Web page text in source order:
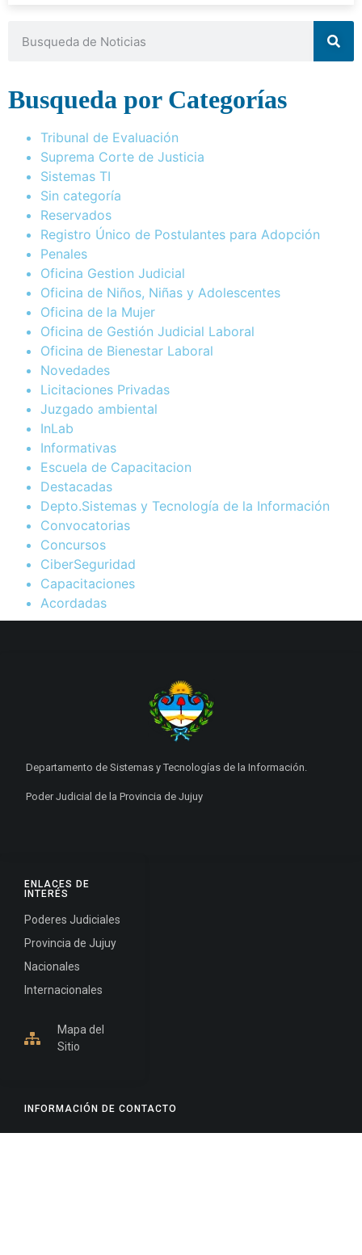
Busqueda por Categorías
Tribunal de Evaluación
Suprema Corte de Justicia
Sistemas TI
Sin categoría
Reservados
Registro Único de Postulantes para Adopción
Penales
Oficina Gestion Judicial
Oficina de Niños, Niñas y Adolescentes
Oficina de la Mujer
Oficina de Gestión Judicial Laboral
Oficina de Bienestar Laboral
Novedades
Licitaciones Privadas
Juzgado ambiental
InLab
Informativas
Escuela de Capacitacion
Destacadas
Depto.Sistemas y Tecnología de la Información
Convocatorias
Concursos
CiberSeguridad
Capacitaciones
Acordadas
INFORMACIÓN DE CONTACTO
ENLACES DE
INTERÉS
Poderes Judiciales
Provincia de Jujuy
Nacionales
Internacionales
Mapa del
Sitio
Departamento de Sistemas y Tecnologías de la Información.
Poder Judicial de la Provincia de Jujuy